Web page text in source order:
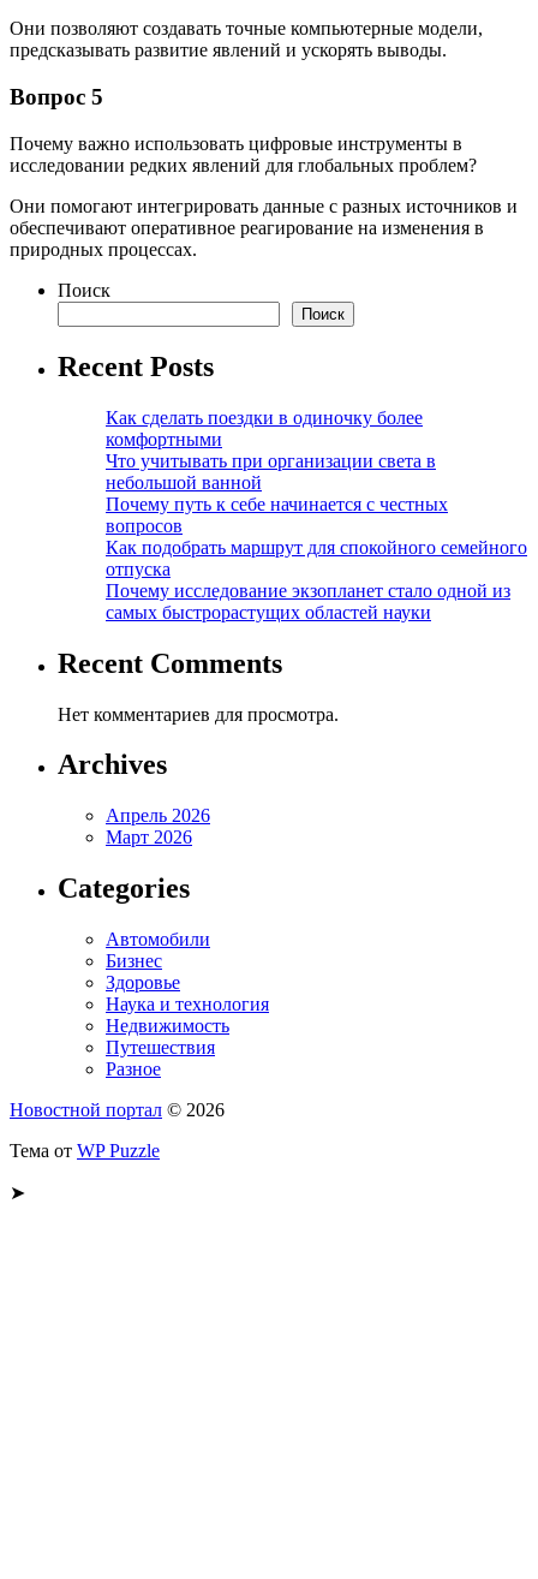
Они позволяют создавать точные компьютерные модели,
предсказывать развитие явлений и ускорять выводы.
Вопрос 5
Почему важно использовать цифровые инструменты в
исследовании редких явлений для глобальных проблем?
Они помогают интегрировать данные с разных источников и
обеспечивают оперативное реагирование на изменения в
природных процессах.
Поиск
Поиск
Recent Posts
Как сделать поездки в одиночку более
комфортными
Что учитывать при организации света в
небольшой ванной
Почему путь к себе начинается с честных
вопросов
Как подобрать маршрут для спокойного семейного
отпуска
Почему исследование экзопланет стало одной из
самых быстрорастущих областей науки
Recent Comments
Нет комментариев для просмотра.
Archives
Апрель 2026
Март 2026
Categories
Автомобили
Бизнес
Здоровье
Наука и технология
Недвижимость
Путешествия
Разное
Новостной портал © 2026
Тема от WP Puzzle
➤